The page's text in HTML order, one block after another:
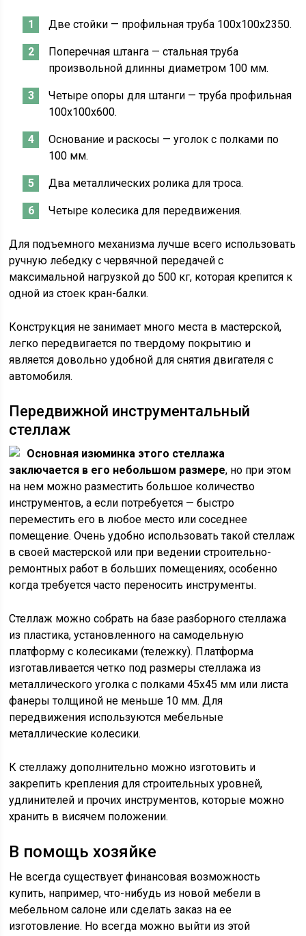
Две стойки — профильная труба 100х100х2350.
Поперечная штанга — стальная труба
произвольной длинны диаметром 100 мм.
Четыре опоры для штанги — труба профильная
100х100х600.
Основание и раскосы — уголок с полками по
100 мм.
Два металлических ролика для троса.
Четыре колесика для передвижения.
Для подъемного механизма лучше всего использовать
ручную лебедку с червячной передачей с
максимальной нагрузкой до 500 кг, которая крепится к
одной из стоек кран-балки.
Конструкция не занимает много места в мастерской,
легко передвигается по твердому покрытию и
является довольно удобной для снятия двигателя с
автомобиля.
Передвижной инструментальный
стеллаж
Основная изюминка этого стеллажа
заключается в его небольшом размере, но при этом
на нем можно разместить большое количество
инструментов, а если потребуется — быстро
переместить его в любое место или соседнее
помещение. Очень удобно использовать такой стеллаж
в своей мастерской или при ведении строительно-
ремонтных работ в больших помещениях, особенно
когда требуется часто переносить инструменты.
Стеллаж можно собрать на базе разборного стеллажа
из пластика, установленного на самодельную
платформу с колесиками (тележку). Платформа
изготавливается четко под размеры стеллажа из
металлического уголка с полками 45х45 мм или листа
фанеры толщиной не меньше 10 мм. Для
передвижения используются мебельные
металлические колесики.
К стеллажу дополнительно можно изготовить и
закрепить крепления для строительных уровней,
удлинителей и прочих инструментов, которые можно
хранить в висячем положении.
В помощь хозяйке
Не всегда существует финансовая возможность
купить, например, что-нибудь из новой мебели в
мебельном салоне или сделать заказ на ее
изготовление. Но всегда можно выйти из этой